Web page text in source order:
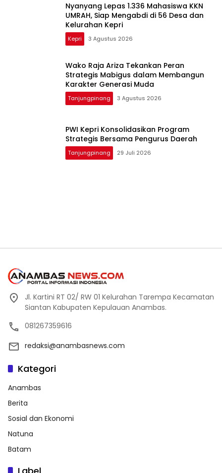
Nyanyang Lepas 1.336 Mahasiswa KKN
UMRAH, Siap Mengabdi di 56 Desa dan
Kelurahan Kepri
Kepri 3 Agustus 2026
Wako Raja Ariza Tekankan Peran
Strategis Mabigus dalam Membangun
Karakter Generasi Muda
Tanjungpinang 3 Agustus 2026
PWI Kepri Konsolidasikan Program
Strategis Bersama Pengurus Daerah
Tanjungpinang 29 Juli 2026
Jl. Kartini RT 02/ RW 01 Kelurahan Tarempa Kecamatan
Siantan Kabupaten Kepulauan Anambas.
081267359616
redaksi@anambasnews.com
Kategori
Anambas
Berita
Sosial dan Ekonomi
Natuna
Batam